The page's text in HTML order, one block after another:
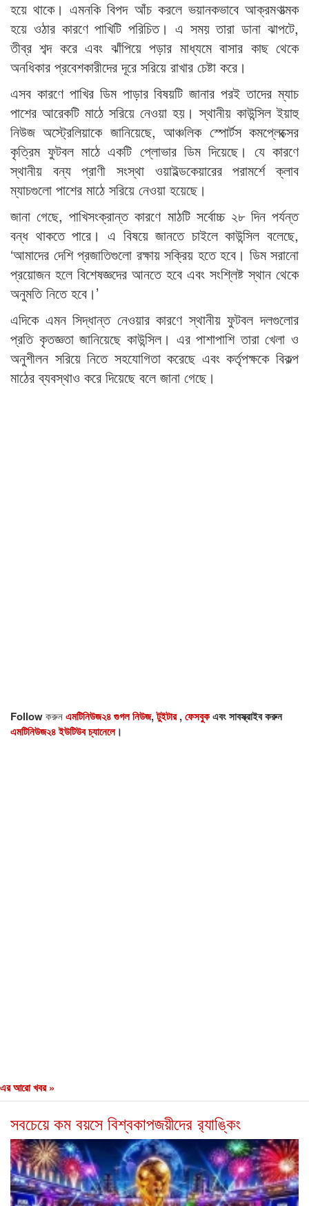
হয়ে থাকে। এমনকি বিপদ আঁচ করলে ভয়ানকভাবে আক্রমণাত্মক
হয়ে ওঠার কারণে পাখিটি পরিচিত। এ সময় তারা ডানা ঝাপটে,
তীব্র শব্দ করে এবং ঝাঁপিয়ে পড়ার মাধ্যমে বাসার কাছ থেকে
অনধিকার প্রবেশকারীদের দূরে সরিয়ে রাখার চেষ্টা করে।
এসব কারণে পাখির ডিম পাড়ার বিষয়টি জানার পরই তাদের ম্যাচ
পাশের আরেকটি মাঠে সরিয়ে নেওয়া হয়। স্থানীয় কাউন্সিল ইয়াহু
নিউজ অস্ট্রেলিয়াকে জানিয়েছে, আঞ্চলিক স্পোর্টস কমপ্লেক্সের
কৃত্রিম ফুটবল মাঠে একটি প্লোভার ডিম দিয়েছে। যে কারণে
স্থানীয় বন্য প্রাণী সংস্থা ওয়াইল্ডকেয়ারের পরামর্শে ক্লাব
ম্যাচগুলো পাশের মাঠে সরিয়ে নেওয়া হয়েছে।
জানা গেছে, পাখিসংক্রান্ত কারণে মাঠটি সর্বোচ্চ ২৮ দিন পর্যন্ত
বন্ধ থাকতে পারে। এ বিষয়ে জানতে চাইলে কাউন্সিল বলেছে,
‘আমাদের দেশি প্রজাতিগুলো রক্ষায় সক্রিয় হতে হবে। ডিম সরানো
প্রয়োজন হলে বিশেষজ্ঞদের আনতে হবে এবং সংশ্লিষ্ট স্থান থেকে
অনুমতি নিতে হবে।’
এদিকে এমন সিদ্ধান্ত নেওয়ার কারণে স্থানীয় ফুটবল দলগুলোর
প্রতি কৃতজ্ঞতা জানিয়েছে কাউন্সিল। এর পাশাপাশি তারা খেলা ও
অনুশীলন সরিয়ে নিতে সহযোগিতা করেছে এবং কর্তৃপক্ষকে বিকল্প
মাঠের ব্যবস্থাও করে দিয়েছে বলে জানা গেছে।
Followকরুনএমটিনিউজ২৪ গুগল নিউজ,টুইটার,ফেসবুকএবং সাবস্ক্রাইব করুন
এমটিনিউজ২৪ ইউটিউব চ্যানেলে।
এর আরো খবর »
সবচেয়ে কম বয়সে বিশ্বকাপজয়ীদের র‍্যাঙ্কিং